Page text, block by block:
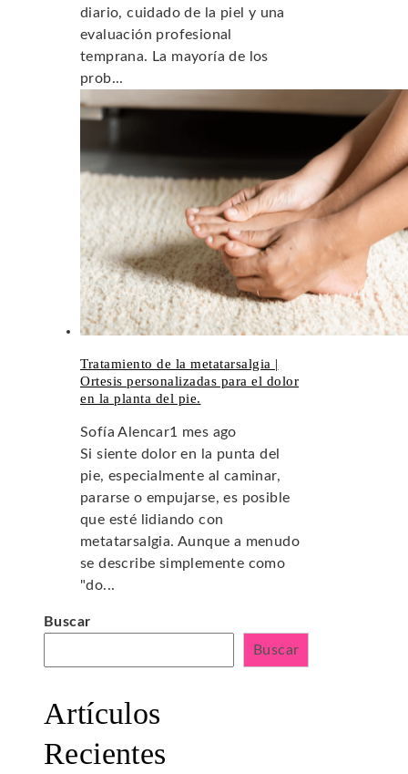
diario, cuidado de la piel y una
evaluación profesional
temprana. La mayoría de los
prob...
Tratamiento de la metatarsalgia |
Ortesis personalizadas para el dolor
en la planta del pie.
Sofía Alencar1 mes ago
Si siente dolor en la punta del
pie, especialmente al caminar,
pararse o empujarse, es posible
que esté lidiando con
metatarsalgia. Aunque a menudo
se describe simplemente como
"do...
Buscar
Buscar
Artículos
Recientes